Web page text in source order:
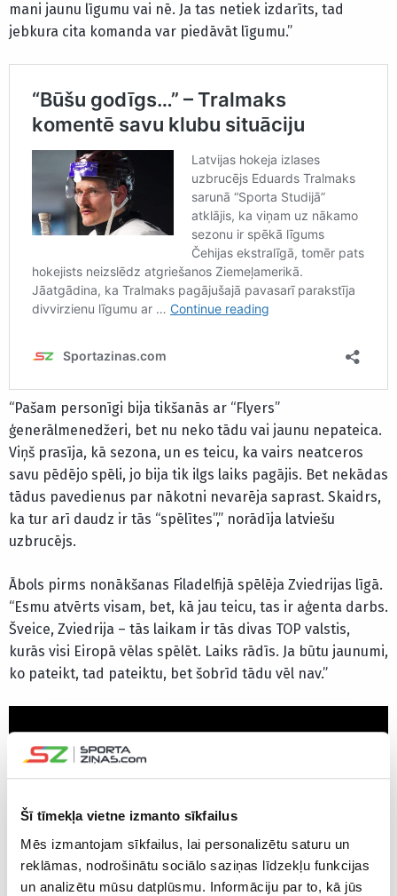
Šī tīmekļa vietne izmanto sīkfailus
Mēs izmantojam sīkfailus, lai personalizētu saturu un
reklāmas, nodrošinātu sociālo saziņas līdzekļu funkcijas
un analizētu mūsu datplūsmu. Informāciju par to, kā jūs
mani jaunu līgumu vai nē. Ja tas netiek izdarīts, tad
jebkura cita komanda var piedāvāt līgumu.”
“Pašam personīgi bija tikšanās ar “Flyers”
ģenerālmenedžeri, bet nu neko tādu vai jaunu nepateica.
Viņš prasīja, kā sezona, un es teicu, ka vairs neatceros
savu pēdējo spēli, jo bija tik ilgs laiks pagājis. Bet nekādas
tādus pavedienus par nākotni nevarēja saprast. Skaidrs,
ka tur arī daudz ir tās “spēlītes”,” norādīja latviešu
uzbrucējs.
Ābols pirms nonākšanas Filadelfijā spēlēja Zviedrijas līgā.
“Esmu atvērts visam, bet, kā jau teicu, tas ir aģenta darbs.
Šveice, Zviedrija – tās laikam ir tās divas TOP valstis,
kurās visi Eiropā vēlas spēlēt. Laiks rādīs. Ja būtu jaunumi,
ko pateikt, tad pateiktu, bet šobrīd tādu vēl nav.”